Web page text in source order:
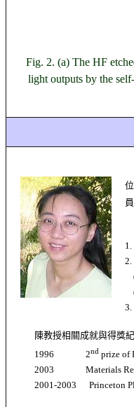
Fig. 2. (a) The HF
light outputs by the
1.
2.
3.
陳教授相關成就與得獎
1996 2nd prize of
2003
Materials
2001-2003 Princeton